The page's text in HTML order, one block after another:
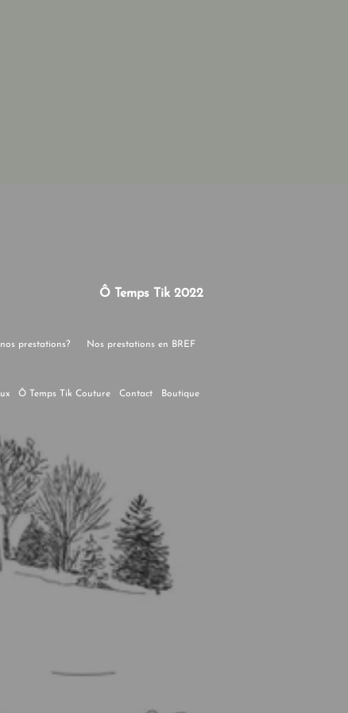
Ô Temps Tik 2022
prestations? Nos prestations en BREF
Ô Temps Tik Couture Contact Boutique